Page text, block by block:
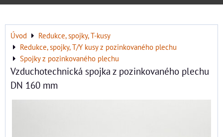
Úvod
Redukce, spojky, T-kusy
Redukce, spojky, T/Y kusy z pozinkovaného plechu
Spojky z pozinkovaného plechu
Vzduchotechnická spojka z pozinkovaného plechu
DN 160 mm